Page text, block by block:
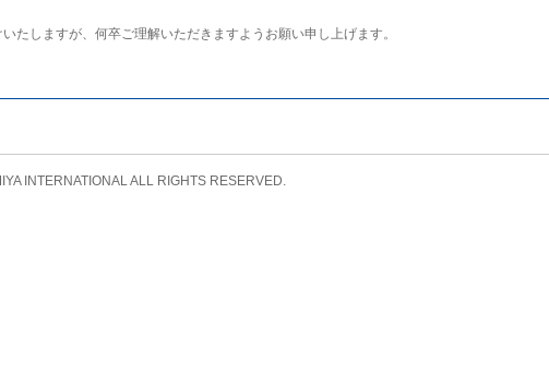
たしますが、何卒ご理解いただきますようお願い申し上げます。